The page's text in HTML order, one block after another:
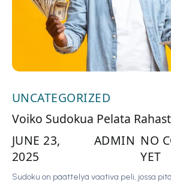
UNCATEGORIZED
Voiko Sudokua Pelata
JUNE 23,
2025
ADMIN NO
YET
Sudoku on päättelyä vaativa peli, jossa